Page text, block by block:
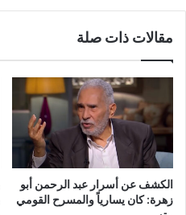
مقالات ذات صلة
الكشف عن أسرار عبد الرحمن أبو
زهرة: كان يسارياً والمسرح القومي